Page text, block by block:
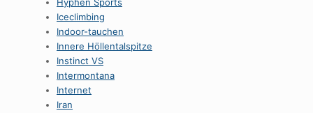
Iceclimbing
Indoor-tauchen
Innere Höllentalspitze
Instinct VS
Intermontana
Internet
Iran